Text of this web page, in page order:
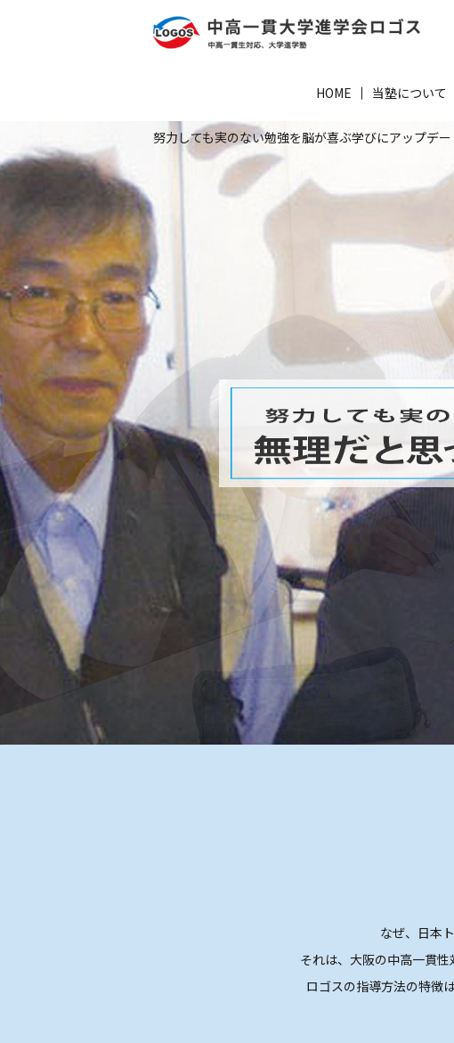
HOME 当塾について
努力しても実のない勉強を脳が喜ぶ学びにアップデー
なぜ、日本
それは、大阪の中高一貫
ロゴスの指導方法の特徴